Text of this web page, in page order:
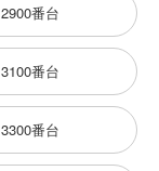
2900番台
3100番台
3300番台